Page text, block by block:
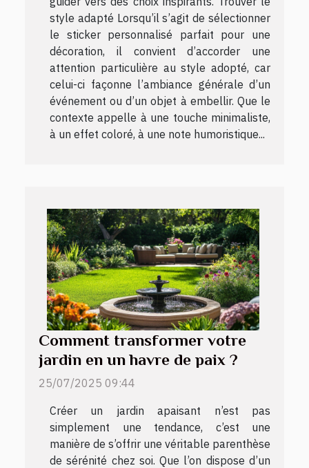
style adapté Lorsqu’il s’agit de sélectionner
le sticker personnalisé parfait pour une
décoration, il convient d’accorder une
attention particulière au style adopté, car
celui-ci façonne l’ambiance générale d’un
événement ou d’un objet à embellir. Que le
contexte appelle à une touche minimaliste,
à un effet coloré, à une note humoristique...
Comment transformer votre
jardin en un havre de paix ?
25/07/2025 09:44
Créer un jardin apaisant n’est pas
simplement une tendance, c’est une
manière de s’offrir une véritable parenthèse
de sérénité chez soi. Que l’on dispose d’un